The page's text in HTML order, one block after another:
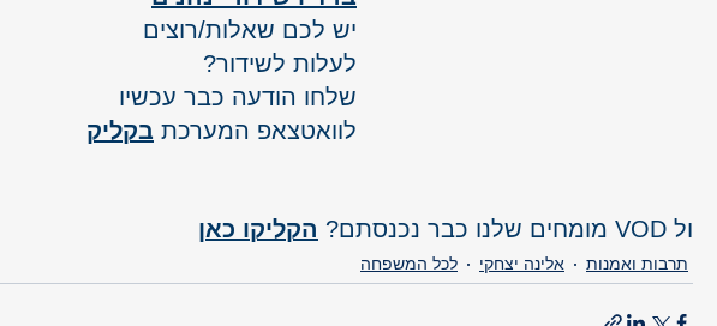
יש לכם שאלות/רוצים
לעלות לשידור?
שלחו הודעה כבר עכשיו
לוואטצאפ המערכת בקליק
ול VOD מומחים שלנו כבר נכנסתם? הקליקו כאן
תרבות ואמנות אלינה יצחקי לכל המשפחה